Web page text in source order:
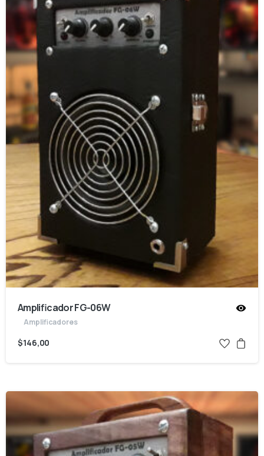
Amplificador FG-06W
Amplificadores
$146,00